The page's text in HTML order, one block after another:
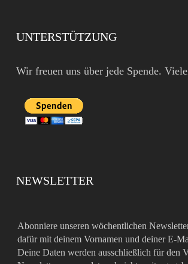
UNTERSTÜTZUNG
Wir freuen uns über jede Spende.
NEWSLETTER
Abonniere unseren wöchentlichen
dafür mit deinem Vornamen und deiner E-
Deine Daten werden ausschließlich für den